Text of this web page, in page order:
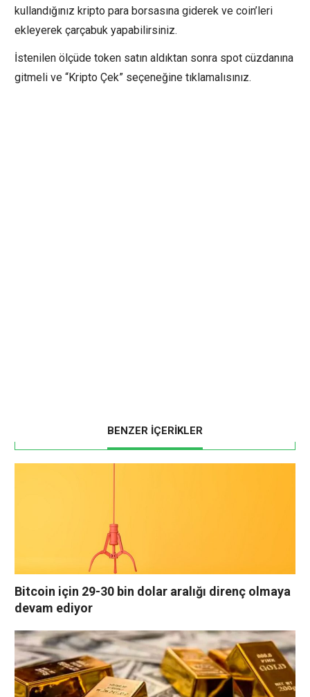
kullandığınız kripto para borsasına giderek ve coin’leri
ekleyerek çarçabuk yapabilirsiniz.
İstenilen ölçüde token satın aldıktan sonra spot cüzdanına
gitmeli ve “Kripto Çek” seçeneğine tıklamalısınız.
BENZER İÇERİKLER
Bitcoin için 29-30 bin dolar aralığı direnç olmaya
devam ediyor